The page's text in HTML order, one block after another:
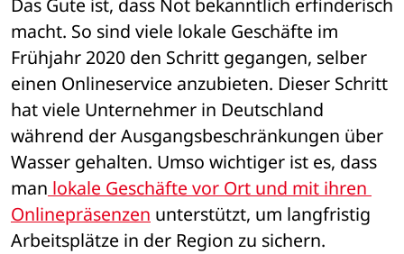
Das Gute ist, dass Not bekanntlich erfinderisch
macht. So sind viele lokale Geschäfte im
Frühjahr 2020 den Schritt gegangen, selber
einen Onlineservice anzubieten. Dieser Schritt
hat viele Unternehmer in Deutschland
während der Ausgangsbeschränkungen über
Wasser gehalten. Umso wichtiger ist es, dass
man lokale Geschäfte vor Ort und mit ihren
Onlinepräsenzen unterstützt, um langfristig
Arbeitsplätze in der Region zu sichern.